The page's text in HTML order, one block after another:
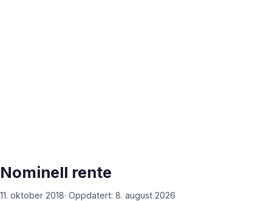
Nominell rente
11. oktober 2018· Oppdatert: 8. august 2026